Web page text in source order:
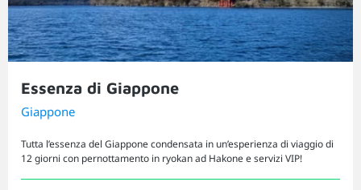
Essenza di Giappone
Giappone
Tutta l’essenza del Giappone condensata in un’esperienza di viaggio di
12 giorni con pernottamento in ryokan ad Hakone e servizi VIP!